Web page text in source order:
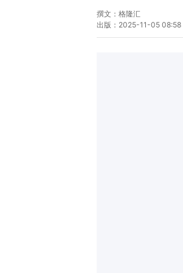
撰文： 格隆汇
出版： 2025-11-05 08:58